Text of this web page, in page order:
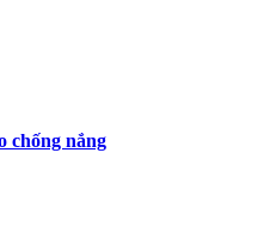
chống nắng